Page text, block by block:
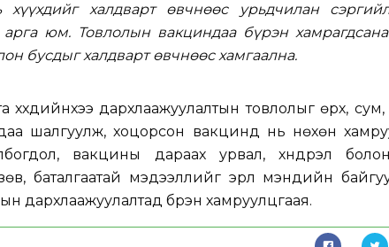
хүүхдийг халдварт өвчнөөс урьдчилан
юм. Товлолын вакциндаа бүрэн
бусдыг халдварт өвчнөөс хамгаална.
хүүхдийнхээ дархлаажуулалтын товлолыг өрх, сум,
шалгуулж, хоцорсон вакцинд нь нөхөн
вакцины дараах урвал, хүндрэл
баталгаатай мэдээллийг эрүүл мэндийн
дархлаажуулалтад бүрэн хамруулцгаая.